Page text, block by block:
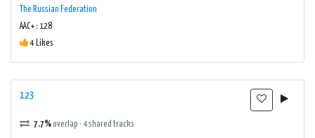
The Russian Federation
AAC+ : 128
4 Likes
123
7.7%overlap · 4 shared tracks